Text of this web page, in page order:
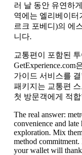
러 날 동안 유연하
역에는 엘리베이터
르크 포베디)의 에
니다.
교통편이 포함된
가이드 서비스를
패키지는 교통편
첫 방문객에게 적
The real answer:
convenience and
exploration. Mix
method
your wallet will